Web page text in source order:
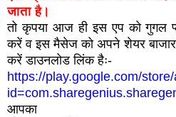
जाता है।
तो कृपया आज ही इस एप को गुगल
करें व इस मैसेज को अपने शेयर बाजार
करें डाउनलोड लिंक हैः-
https://play.google.com/
आपका